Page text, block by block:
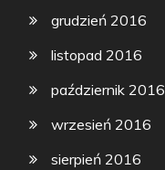
grudzień 2016
listopad 2016
październik 2016
wrzesień 2016
sierpień 2016